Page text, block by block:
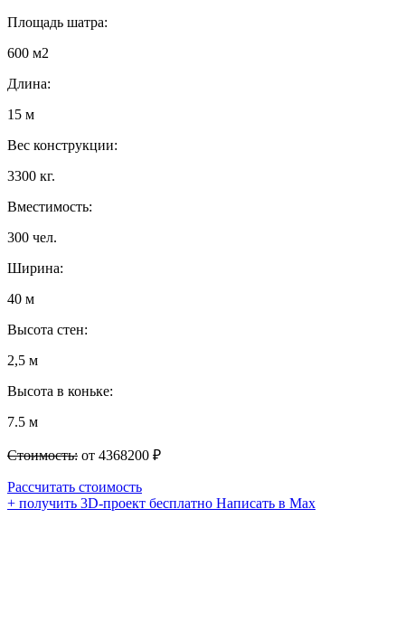
Площадь шатра:
600 м2
Длина:
15 м
Вес конструкции:
3300 кг.
Вместимость:
300 чел.
Ширина:
40 м
Высота стен:
2,5 м
Высота в коньке:
7.5 м
Стоимость: от 4368200 ₽
Рассчитать стоимость
+ получить 3D-проект бесплатно Написать в Max